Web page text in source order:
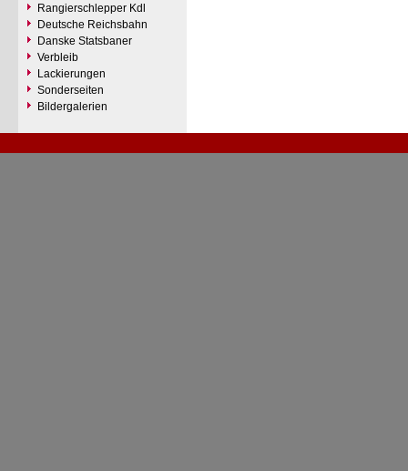
Rangierschlepper Kdl
Deutsche Reichsbahn
Danske Statsbaner
Verbleib
Lackierungen
Sonderseiten
Bildergalerien